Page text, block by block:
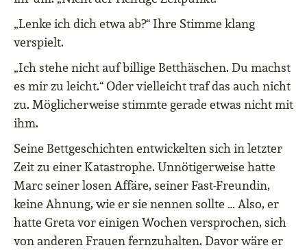
„Lenke ich dich etwa ab?“ Ihre Stimme klang
verspielt.
„Ich stehe nicht auf billige Betthäschen. Du machst
es mir zu leicht.“ Oder vielleicht traf das auch nicht
zu. Möglicherweise stimmte gerade etwas nicht mit
ihm.
Seine Bettgeschichten entwickelten sich in letzter
Zeit zu einer Katastrophe. Unnötigerweise hatte
Marc seiner losen Affäre, seiner Fast-Freundin,
keine Ahnung, wie er sie nennen sollte … Also, er
hatte Greta vor einigen Wochen versprochen, sich
von anderen Frauen fernzuhalten. Davor wäre er